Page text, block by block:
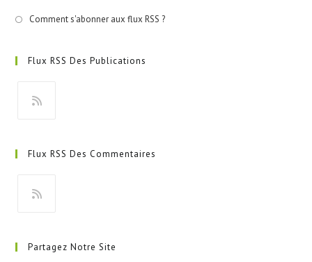
Comment s'abonner aux flux RSS ?
Flux RSS Des Publications
un
onglet
Flux RSS Des Commentaires
un
Partagez Notre Site